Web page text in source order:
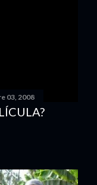
03, 2008